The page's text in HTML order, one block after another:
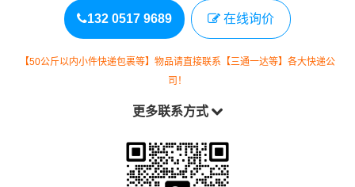
132 0517 9689 在线询价
【50公斤以内小件快递包裹等】物品请直接联系【三通一达等】各大快递公
司！
更多联系方式